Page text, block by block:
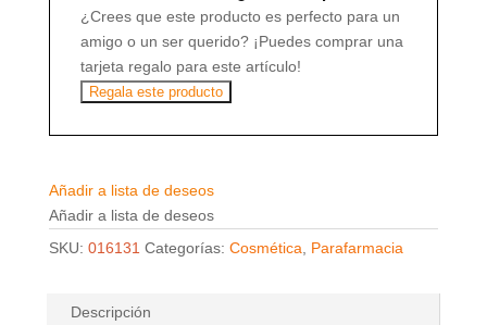
¿Crees que este producto es perfecto para un
amigo o un ser querido? ¡Puedes comprar una
tarjeta regalo para este artículo!
Regala este producto
Añadir a lista de deseos
Añadir a lista de deseos
SKU: 016131 Categorías: Cosmética, Parafarmacia
Descripción